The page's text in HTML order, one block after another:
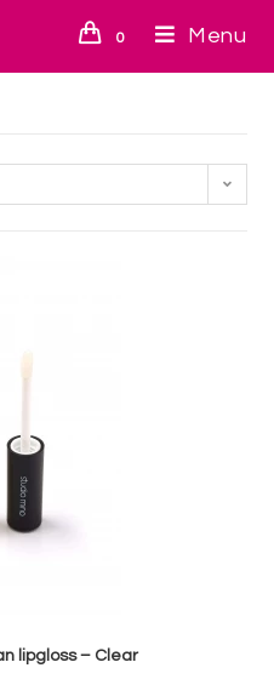
0 Menu
lipgloss – Clear